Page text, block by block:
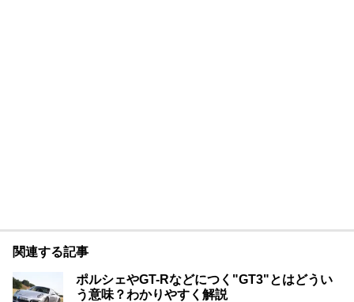
関連する記事
ポルシェやGT-Rなどにつく"GT3"とはどうい
う意味？わかりやすく解説